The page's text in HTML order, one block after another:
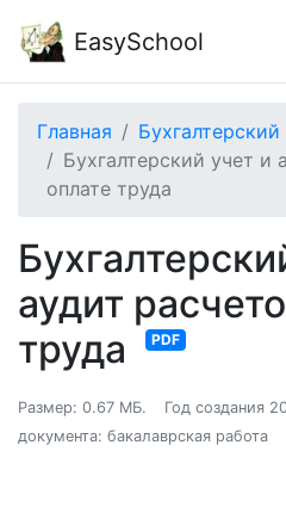
EasySchool
Главная
Бухгалтерский учет и
оплате труда
аудит
труда
PDF
Размер: 0.67 МБ. Год создания
документа: бакалаврская работа